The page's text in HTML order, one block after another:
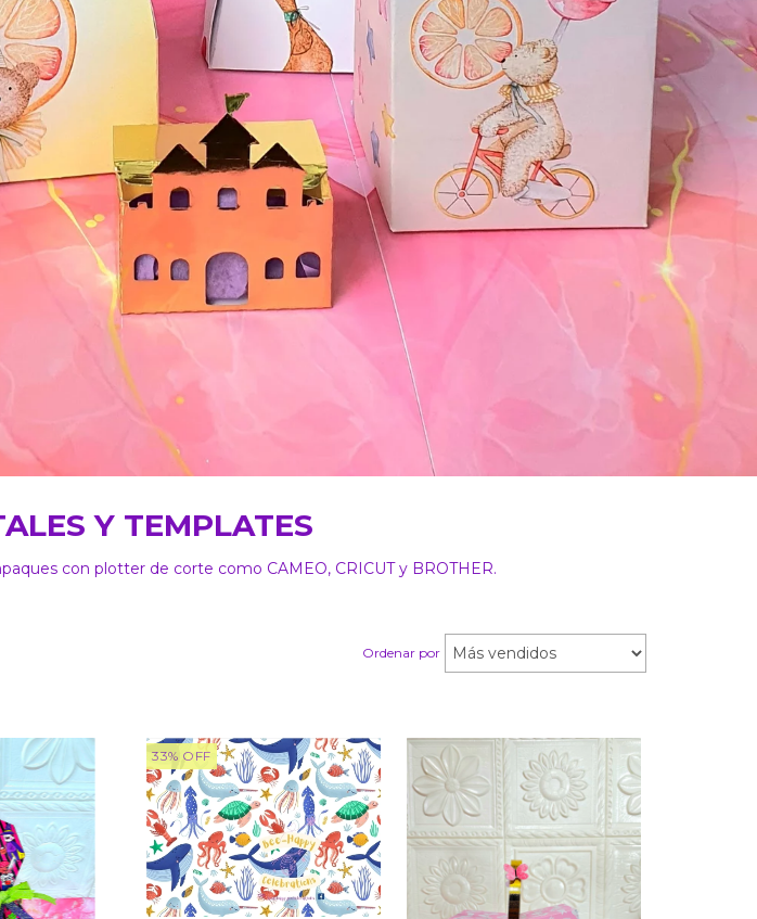
Y TEMPLATES
con plotter de corte como CAMEO, CRICUT y BROTHER.
Ordenar por
33% OFF